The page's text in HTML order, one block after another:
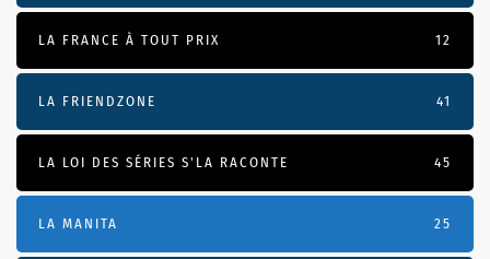
LA FRANCE À TOUT PRIX 12
LA FRIENDZONE 41
LA LOI DES SÉRIES S'LA RACONTE 45
LA MANITA 25